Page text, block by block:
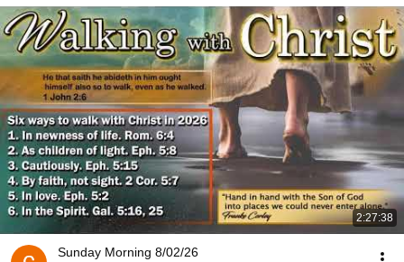
2:27:38
Sunday Morning 8/02/26